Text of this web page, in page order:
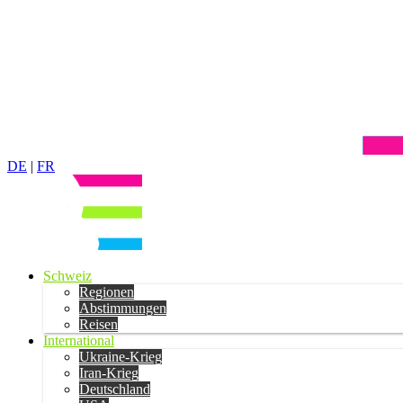
DE | FR
Schweiz
Regionen
Abstimmungen
Reisen
International
Ukraine-Krieg
Iran-Krieg
Deutschland